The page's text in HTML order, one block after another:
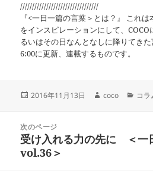
/////////////////////////////////
『<一日一篇の言葉＞とは？』 これ
をインスピレーションにして、
るいはその日なんとなしに降りてき
6:00に更新、連載するものです。
投
2016年11月13日
作
coco
カ
ー
コラ
次のページ
前
の
受け入れる力の先に ＜一
vol.36＞